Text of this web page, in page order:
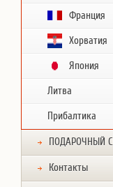
Франция
Хорватия
Япония
Литва
Прибалтика
ПОДАРОЧНЫЙ
Контакты